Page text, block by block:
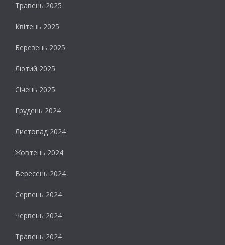
Травень 2025
Квітень 2025
Березень 2025
Лютий 2025
Січень 2025
Грудень 2024
Листопад 2024
Жовтень 2024
Вересень 2024
Серпень 2024
Червень 2024
Травень 2024